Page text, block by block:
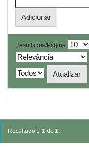
Resultados/Página
Resultado 1-1 de 1.